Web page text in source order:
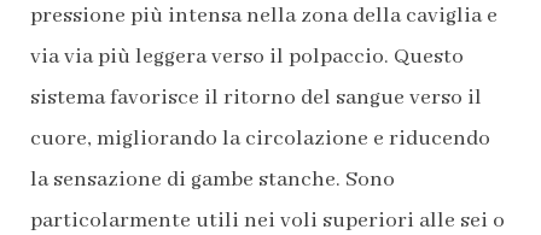
pressione più intensa nella zona della caviglia e
via via più leggera verso il polpaccio. Questo
sistema favorisce il ritorno del sangue verso il
cuore, migliorando la circolazione e riducendo
la sensazione di gambe stanche. Sono
particolarmente utili nei voli superiori alle sei o